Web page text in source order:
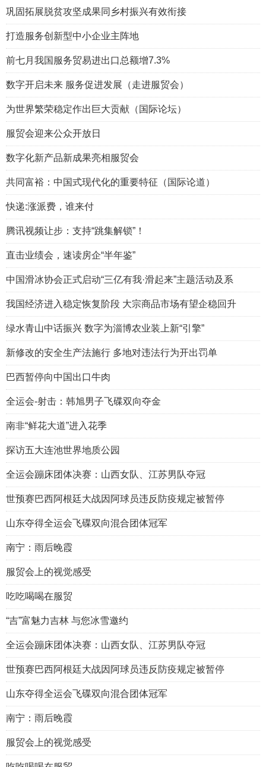
巩固拓展脱贫攻坚成果同乡村振兴有效衔接
打造服务创新型中小企业主阵地
前七月我国服务贸易进出口总额增7.3%
数字开启未来 服务促进发展（走进服贸会）
为世界繁荣稳定作出巨大贡献（国际论坛）
服贸会迎来公众开放日
数字化新产品新成果亮相服贸会
共同富裕：中国式现代化的重要特征（国际论道）
快递:涨派费，谁来付
腾讯视频让步：支持“跳集解锁”！
直击业绩会，速读房企“半年鉴”
中国滑冰协会正式启动“三亿有我·滑起来”主题活动及系
我国经济进入稳定恢复阶段 大宗商品市场有望企稳回升
绿水青山中话振兴 数字为淄博农业装上新“引擎”
新修改的安全生产法施行 多地对违法行为开出罚单
巴西暂停向中国出口牛肉
全运会-射击：韩旭男子飞碟双向夺金
南非“鲜花大道”进入花季
探访五大连池世界地质公园
全运会蹦床团体决赛：山西女队、江苏男队夺冠
世预赛巴西阿根廷大战因阿球员违反防疫规定被暂停
山东夺得全运会飞碟双向混合团体冠军
南宁：雨后晚霞
服贸会上的视觉感受
吃吃喝喝在服贸
“吉”富魅力吉林 与您冰雪邀约
全运会蹦床团体决赛：山西女队、江苏男队夺冠
世预赛巴西阿根廷大战因阿球员违反防疫规定被暂停
山东夺得全运会飞碟双向混合团体冠军
南宁：雨后晚霞
服贸会上的视觉感受